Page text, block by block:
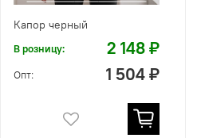
Капор черный
В розницу: 2 148 ₽
Опт: 1 504 ₽